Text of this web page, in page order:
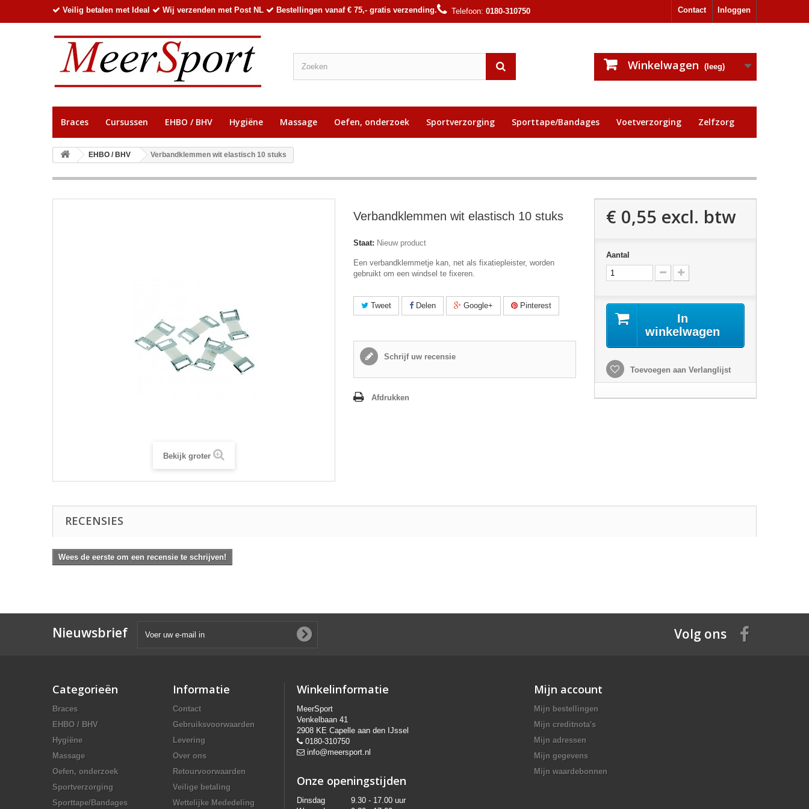
Veilig betalen met Ideal Wij verzenden met Post NL Bestellingen vanaf € 75,- gratis verzending. Inloggen
Contact
Telefoon: 0180-310750
Winkelwagen (leeg)
Braces Cursussen EHBO / BHV Hygiëne Massage Oefen, onderzoek Sportverzorging Sporttape/Bandages Voetverzorging Zelfzorg
EHBO / BHV Verbandklemmen wit elastisch 10 stuks
Bekijk groter
Verbandklemmen wit elastisch 10 stuks
Staat: Nieuw product
Een verbandklemmetje kan, net als fixatiepleister, worden
gebruikt om een windsel te fixeren.
Tweet Delen Google+ Pinterest
Schrijf uw recensie
Afdrukken
€ 0,55 excl. btw
Aantal
In
winkelwagen
Toevoegen aan Verlanglijst
RECENSIES
Wees de eerste om een recensie te schrijven!
Nieuwsbrief Volg ons
Categorieën
Braces
EHBO / BHV
Hygiëne
Massage
Oefen, onderzoek
Sportverzorging
Sporttape/Bandages
Informatie
Contact
Gebruiksvoorwaarden
Levering
Over ons
Retourvoorwaarden
Veilige betaling
Wettelijke Mededeling
Winkelinformatie
MeerSport
Venkelbaan 41
2908 KE Capelle aan den IJssel
0180-310750
info@meersport.nl
Onze openingstijden
Dinsdag
9.30 - 17.00 uur
Mijn account
Mijn bestellingen
Mijn creditnota's
Mijn adressen
Mijn gegevens
Mijn waardebonnen